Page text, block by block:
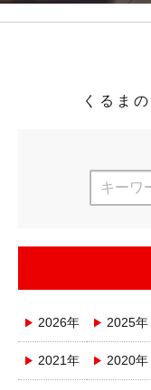
くるま
2026年 2025年
2021年 2020年